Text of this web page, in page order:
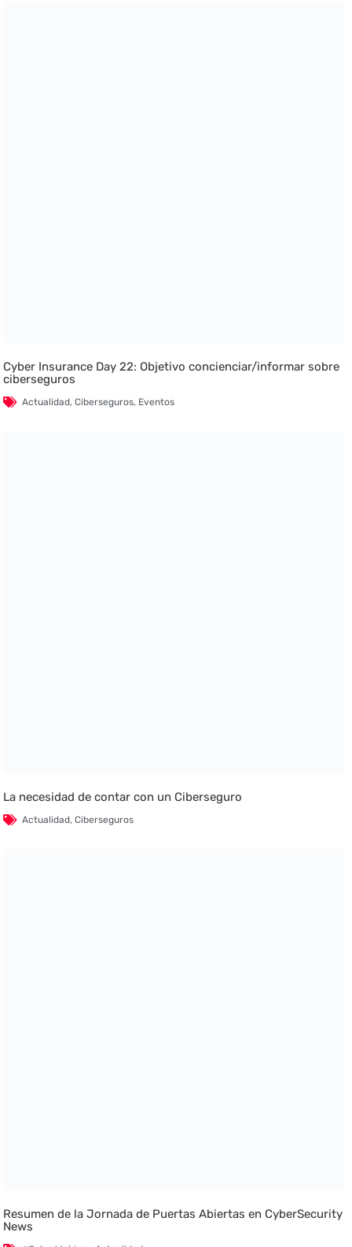
Cyber Insurance Day 22: Objetivo concienciar/informar sobre
ciberseguros
Actualidad,Ciberseguros, Eventos
La necesidad de contar con un Ciberseguro
Actualidad,Ciberseguros
Resumen de la Jornada de Puertas Abiertas en CyberSecurity
News